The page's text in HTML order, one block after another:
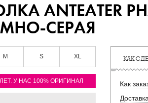
ANTEATER
СЕРАЯ
M S XL
У НАС 100% ОРИГИНАЛ
КАК
Как
Доставка